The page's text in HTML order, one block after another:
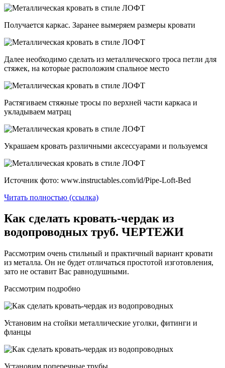
Получается каркас. Заранее вымеряем размеры кровати
Далее необходимо сделать из металлического троса петли для
стяжек, на которые расположим спальное место
Растягиваем стяжные тросы по верхней части каркаса и
укладываем матрац
Украшаем кровать различными аксессуарами и пользуемся
Источник фото: www.instructables.com/id/Pipe-Loft-Bed
Читать полностью (ссылка)
Как сделать кровать-чердак из
водопроводных труб. ЧЕРТЕЖИ
Рассмотрим очень стильный и практичный вариант кровати
из металла. Он не будет отличаться простотой изготовления,
зато не оставит Вас равнодушными.
Рассмотрим подробно
Установим на стойки металлические уголки, фитинги и
фланцы